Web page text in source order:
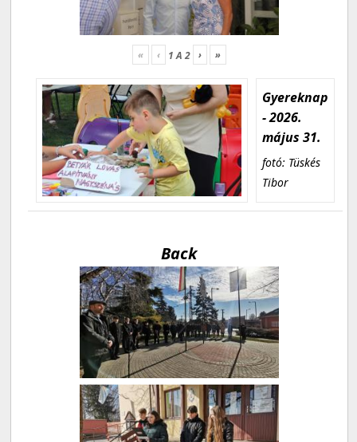
« ‹ 1A2 › »
Gyereknap
- 2026.
május 31.
fotó: Tüskés
Tibor
Back